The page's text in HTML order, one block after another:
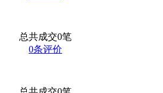
总共成交0笔
0条评价